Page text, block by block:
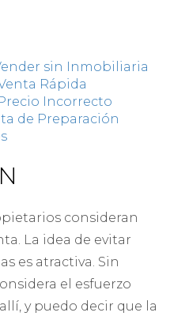
sin Inmobiliaria
Rápida
Incorrecto
de Preparación
consideran
La idea de evitar
es atractiva. Sin
el esfuerzo
y puedo decir que la